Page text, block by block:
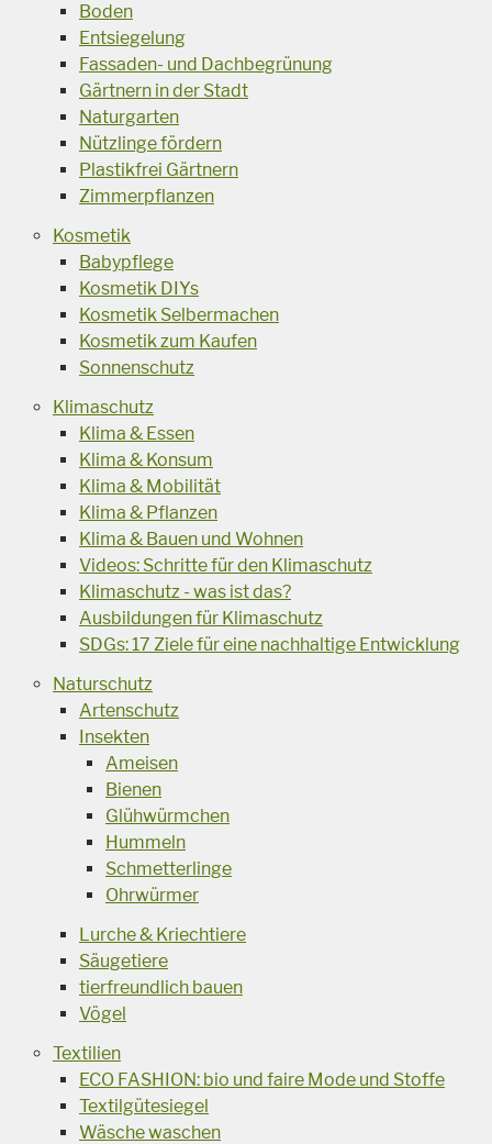
Boden
Entsiegelung
Fassaden- und Dachbegrünung
Gärtnern in der Stadt
Naturgarten
Nützlinge fördern
Plastikfrei Gärtnern
Zimmerpflanzen
Kosmetik
Babypflege
Kosmetik DIYs
Kosmetik Selbermachen
Kosmetik zum Kaufen
Sonnenschutz
Klimaschutz
Klima & Essen
Klima & Konsum
Klima & Mobilität
Klima & Pflanzen
Klima & Bauen und Wohnen
Videos: Schritte für den Klimaschutz
Klimaschutz - was ist das?
Ausbildungen für Klimaschutz
SDGs: 17 Ziele für eine nachhaltige Entwicklung
Naturschutz
Artenschutz
Insekten
Ameisen
Bienen
Glühwürmchen
Hummeln
Schmetterlinge
Ohrwürmer
Lurche & Kriechtiere
Säugetiere
tierfreundlich bauen
Vögel
Textilien
ECO FASHION: bio und faire Mode und Stoffe
Textilgütesiegel
Wäsche waschen